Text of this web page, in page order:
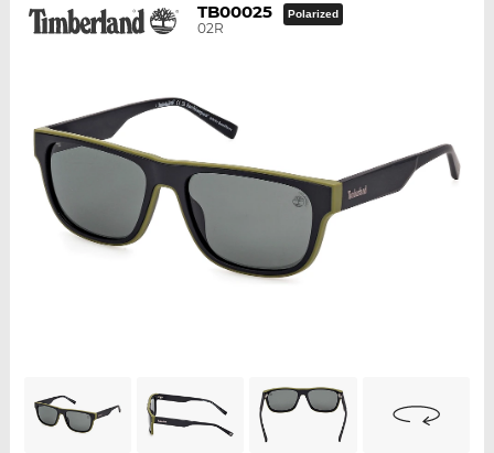
TB00025
02R
Polarized